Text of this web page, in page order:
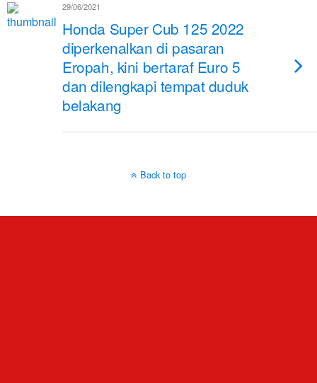
29/06/2021
Honda Super Cub 125 2022
diperkenalkan di pasaran
Eropah, kini bertaraf Euro 5
dan dilengkapi tempat duduk
belakang
Back to top